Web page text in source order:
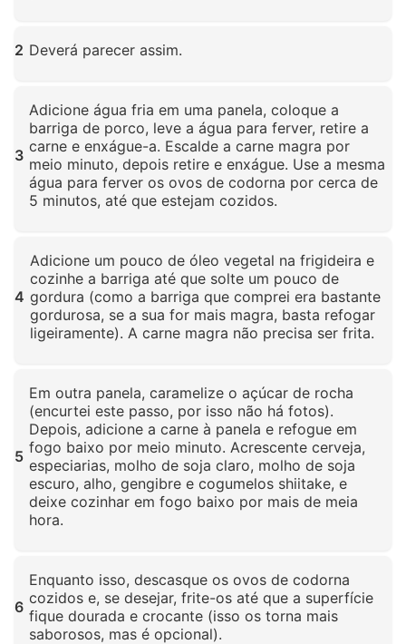
2 Deverá parecer assim.
3
Adicione água fria em uma panela, coloque a
barriga de porco, leve a água para ferver, retire a
carne e enxágue-a. Escalde a carne magra por
meio minuto, depois retire e enxágue. Use a mesma
água para ferver os ovos de codorna por cerca de
5 minutos, até que estejam cozidos.
4
Adicione um pouco de óleo vegetal na frigideira e
cozinhe a barriga até que solte um pouco de
gordura (como a barriga que comprei era bastante
gordurosa, se a sua for mais magra, basta refogar
ligeiramente). A carne magra não precisa ser frita.
5
Em outra panela, caramelize o açúcar de rocha
(encurtei este passo, por isso não há fotos).
Depois, adicione a carne à panela e refogue em
fogo baixo por meio minuto. Acrescente cerveja,
especiarias, molho de soja claro, molho de soja
escuro, alho, gengibre e cogumelos shiitake, e
deixe cozinhar em fogo baixo por mais de meia
hora.
6
Enquanto isso, descasque os ovos de codorna
cozidos e, se desejar, frite-os até que a superfície
fique dourada e crocante (isso os torna mais
saborosos, mas é opcional).